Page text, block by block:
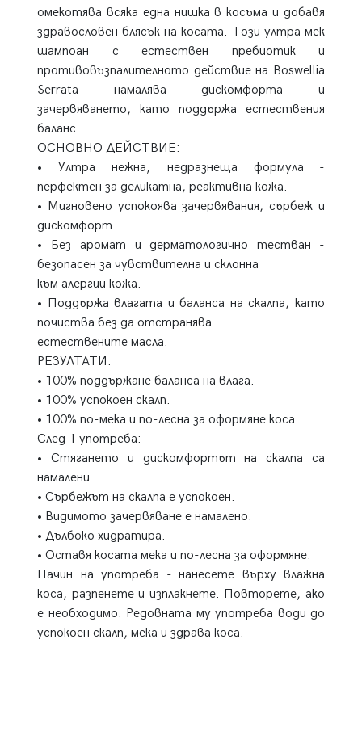
омекотява всяка една нишка в косъма и добавя
здравословен блясък на косата. Този ултра мек
шампоан с естествен пребиотик и
противовъзпалителното действие на Boswellia
Serrata намалява дискомфорта и
зачервяването, като поддържа естествения
баланс.
ОСНОВНО ДЕЙСТВИЕ:
• Ултра нежна, недразнеща формула -
перфектен за деликатна, реактивна кожа.
• Мигновено успокоява зачервявания, сърбеж и
дискомфорт.
• Без аромат и дерматологично тестван -
безопасен за чувствителна и склонна
към алергии кожа.
• Поддържа влагата и баланса на скалпа, като
почиства без да отстранява
естествените масла.
РЕЗУЛТАТИ:
• 100% поддържане баланса на влага.
• 100% успокоен скалп.
• 100% по-мека и по-лесна за оформяне коса.
След 1 употреба:
• Стягането и дискомфортът на скалпа са
намалени.
• Сърбежът на скалпа е успокоен.
• Видимото зачервяване е намалено.
• Дълбоко хидратира.
• Оставя косата мека и по-лесна за оформяне.
Начин на употреба - нанесете върху влажна
коса, разпенете и изплакнете. Повторете, ако
е необходимо. Редовната му употреба води до
успокоен скалп, мека и здрава коса.